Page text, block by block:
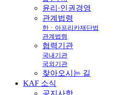
윤리·인권경영
관계법령
한ㆍ아프리카재단법
관계법령
협력기관
국내기관
국외기관
찾아오시는 길
KAF 소식
공지사항